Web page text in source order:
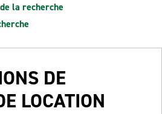
la recherche
DE
LOCATION